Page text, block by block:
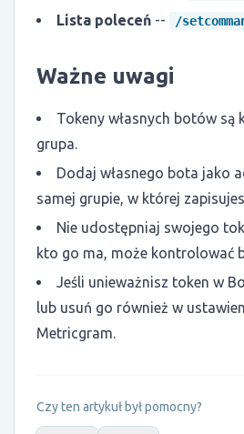
Lista poleceń -- /
Ważne uwagi
Tokeny własnych botów są
grupa.
Dodaj własnego bota jako
samej grupie, w której
Nie udostępniaj swojego
kto go ma, może kontrolować
Jeśli unieważnisz token w
lub usuń go również w
Metricgram.
Czy ten artykuł był pomocny?